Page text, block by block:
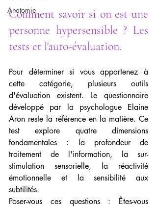
Anatomie
Comment savoir si on est une
personne hypersensible ? Les
tests et l'auto-évaluation.
Pour déterminer si vous appartenez à
cette catégorie, plusieurs outils
d'évaluation existent. Le questionnaire
développé par la psychologue Elaine
Aron reste la référence en la matière. Ce
test explore quatre dimensions
fondamentales : la profondeur de
traitement de l'information, la sur-
stimulation sensorielle, la réactivité
émotionnelle et la sensibilité aux
subtilités.
Poser-vous ces questions : Êtes-vous